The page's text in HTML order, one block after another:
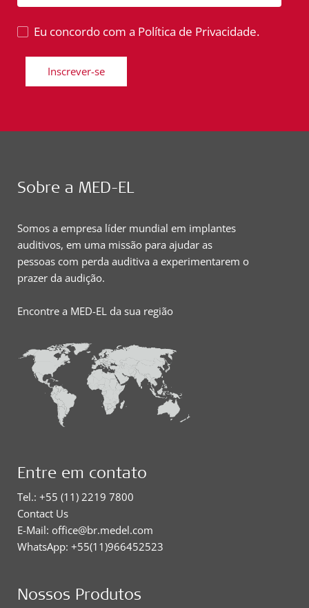
Eu concordo com a Política de Privacidade.
Inscrever-se
Sobre a MED-EL
Somos a empresa líder mundial em implantes
auditivos, em uma missão para ajudar as
pessoas com perda auditiva a experimentarem o
prazer da audição.
Encontre a MED-EL da sua região
Entre em contato
Tel.: +55 (11) 2219 7800
Contact Us
E-Mail: office@br.medel.com
WhatsApp: +55(11)966452523
Nossos Produtos